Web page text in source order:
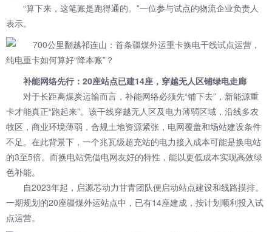
“算下来，这笔账是跑得通的。”一位参与试点的物流企业负责人
表示。
补能网络先行：20座站点已建14座，穿越无人区铺绿电走廊
对于长距离煤炭运输而言，补能网络必须先“铺下去”，新能源重
卡才能真正“跑起来”。该干线穿越无人区及电力薄弱区域，沿线多农
牧区，商业环境薄弱，合规土地资源紧张，电网覆盖和场站建设条件
不足。在此背景下，一个兆瓦级超充站的电力接入成本可能是换电站
的3至5倍。而换电站凭借电网友好的特性，能以更低成本实现高效绿
色补能。
自2023年起，启源芯动力甘青团队便启动站点建设和线路摸排。
一期规划的20座疆煤外运站点中，已有14座建成，按计划顺利投入试
点运营。